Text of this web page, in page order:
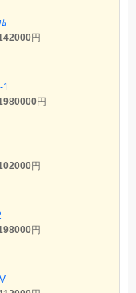
円
1
円
円
円